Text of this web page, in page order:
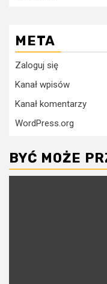
META
Zaloguj się
Kanał wpisów
Kanał komentarzy
WordPress.org
BYĆ MOŻE